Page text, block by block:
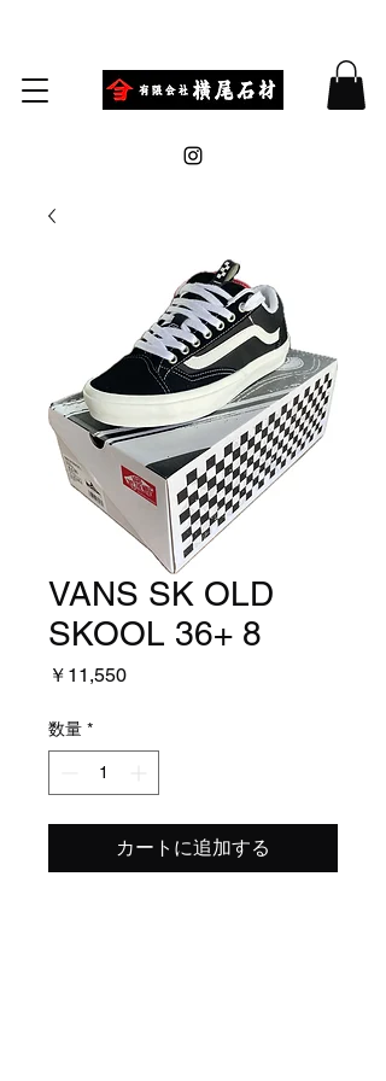
VANS SK OLD
SKOOL 36+ 8
￥11,550価
数量 *
カートに追加する